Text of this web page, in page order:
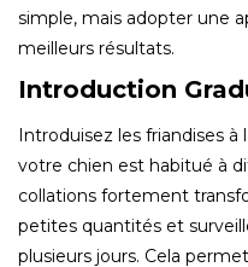
simple, mais adopter une
meilleurs résultats.
Introduction
Introduisez les friandises
votre chien est habitué à
collations fortement
petites quantités et
plusieurs jours. Cela